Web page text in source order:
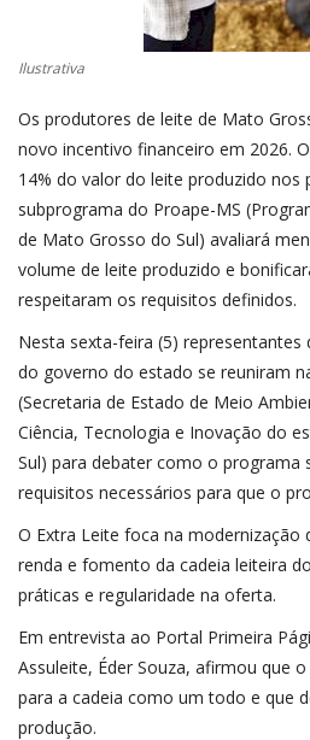
Ilustrativa
Os produtores de leite de Mato
novo incentivo financeiro em 2026.
14% do valor do leite produzido nos
subprograma do Proape-MS
de Mato Grosso do Sul) avaliará
volume de leite produzido e
respeitaram os requisitos definidos.
Nesta sexta-feira (5)
do governo do estado se reuniram
(Secretaria de Estado de Meio
Ciência, Tecnologia e Inovação do
Sul) para debater como o programa
requisitos necessários para que o
O Extra Leite foca na modernização
renda e fomento da cadeia leiteira
práticas e regularidade na oferta.
Em entrevista ao Portal Primeira
Assuleite, Éder Souza, afirmou que
para a cadeia como um todo e que
produção.